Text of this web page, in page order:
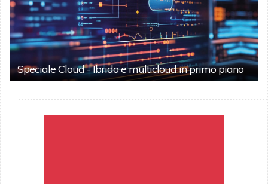
Speciale Cloud - Ibrido e multicloud in primo piano